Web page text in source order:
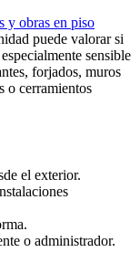
y obras en piso
puede valorar si
sensible
forjados, muros
o cerramientos
el exterior.
o administrador.